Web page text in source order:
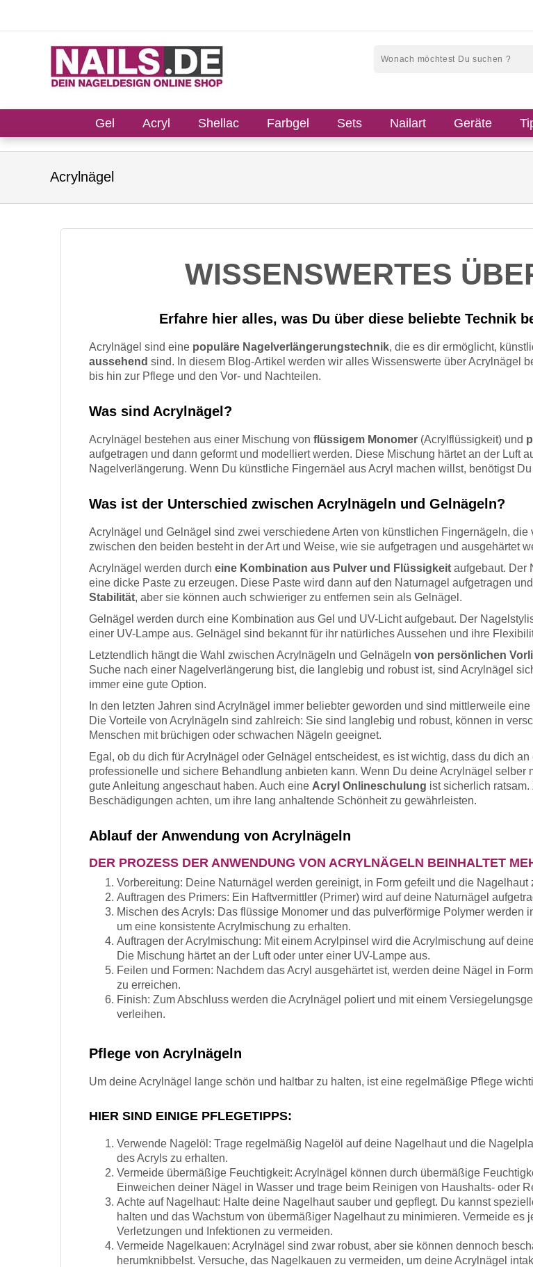
Gel Acryl Shellac Farbgel Sets Nailart Geräte
Acrylnägel
WISSENSWERTES
Erfahre hier alles, was Du über diese beliebte Technik
Acrylnägel sind eine populäre Nagelverlängerungstechnik, die es dir ermöglicht,
aussehend sind. In diesem Blog-Artikel werden wir alles Wissenswerte über Acrylnägel
bis hin zur Pflege und den Vor- und Nachteilen.
Was sind Acrylnägel?
Acrylnägel bestehen aus einer Mischung von flüssigem Monomer (Acrylflüssigkeit) und
aufgetragen und dann geformt und modelliert werden. Diese Mischung härtet an der Luft
Nagelverlängerung. Wenn Du künstliche Fingernäel aus Acryl machen willst, benötigst
Was ist der Unterschied zwischen Acrylnägeln und Gelnägeln?
Acrylnägel und Gelnägel sind zwei verschiedene Arten von künstlichen Fingernägeln,
zwischen den beiden besteht in der Art und Weise, wie sie aufgetragen und ausgehärtet
Acrylnägel werden durch eine Kombination aus Pulver und Flüssigkeit aufgebaut. Der
eine dicke Paste zu erzeugen. Diese Paste wird dann auf den Naturnagel aufgetragen
Stabilität, aber sie können auch schwieriger zu entfernen sein als Gelnägel.
Gelnägel werden durch eine Kombination aus Gel und UV-Licht aufgebaut. Der
einer UV-Lampe aus. Gelnägel sind bekannt für ihr natürliches Aussehen und ihre
Letztendlich hängt die Wahl zwischen Acrylnägeln und Gelnägeln von persönlichen
Suche nach einer Nagelverlängerung bist, die langlebig und robust ist, sind Acrylnägel
immer eine gute Option.
In den letzten Jahren sind Acrylnägel immer beliebter geworden und sind mittlerweile
Die Vorteile von Acrylnägeln sind zahlreich: Sie sind langlebig und robust, können in
Menschen mit brüchigen oder schwachen Nägeln geeignet.
Egal, ob du dich für Acrylnägel oder Gelnägel entscheidest, es ist wichtig, dass du dich
professionelle und sichere Behandlung anbieten kann. Wenn Du deine Acrylnägel
gute Anleitung angeschaut haben. Auch eine Acryl Onlineschulung ist sicherlich
Beschädigungen achten, um ihre lang anhaltende Schönheit zu gewährleisten.
Ablauf der Anwendung von Acrylnägeln
DER PROZESS DER ANWENDUNG VON ACRYLNÄGELN BEINHALTET
Vorbereitung: Deine Naturnägel werden gereinigt, in Form gefeilt und die
Auftragen des Primers: Ein Haftvermittler (Primer) wird auf deine Naturnägel
Mischen des Acryls: Das flüssige Monomer und das pulverförmige Polymer
um eine konsistente Acrylmischung zu erhalten.
Auftragen der Acrylmischung: Mit einem Acrylpinsel wird die Acrylmischung auf
Die Mischung härtet an der Luft oder unter einer UV-Lampe aus.
Feilen und Formen: Nachdem das Acryl ausgehärtet ist, werden deine Nägel in
zu erreichen.
Finish: Zum Abschluss werden die Acrylnägel poliert und mit einem
verleihen.
Pflege von Acrylnägeln
Um deine Acrylnägel lange schön und haltbar zu halten, ist eine regelmäßige Pflege
HIER SIND EINIGE PFLEGETIPPS:
Verwende Nagelöl: Trage regelmäßig Nagelöl auf deine Nagelhaut und die
des Acryls zu erhalten.
Vermeide übermäßige Feuchtigkeit: Acrylnägel können durch übermäßige
Einweichen deiner Nägel in Wasser und trage beim Reinigen von Haushalts- oder
Achte auf Nagelhaut: Halte deine Nagelhaut sauber und gepflegt. Du kannst
halten und das Wachstum von übermäßiger Nagelhaut zu minimieren. Vermeide
Verletzungen und Infektionen zu vermeiden.
Vermeide Nagelkauen: Acrylnägel sind zwar robust, aber sie können dennoch
herumknibbelst. Versuche, das Nagelkauen zu vermeiden, um deine Acrylnägel